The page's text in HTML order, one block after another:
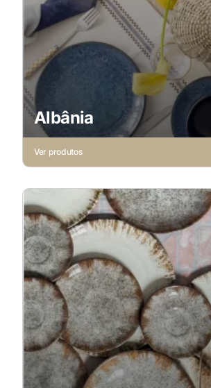
Albânia
Ver produtos
X
Cookies Necessários
Sempre ativado